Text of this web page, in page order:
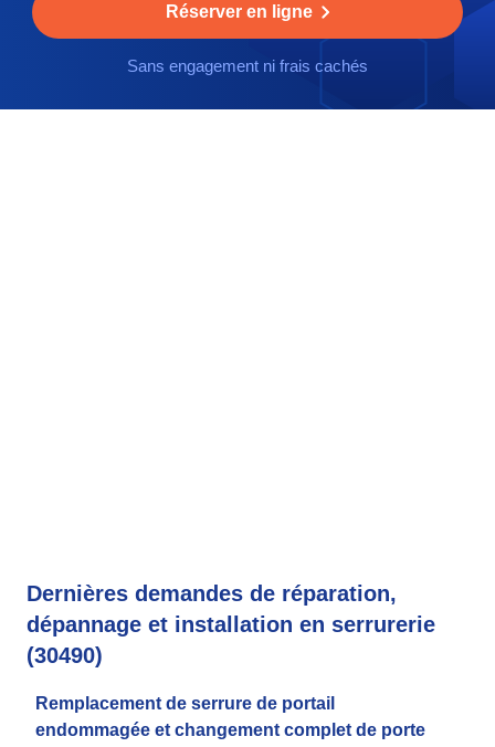
Réserver en ligne
Sans engagement ni frais cachés
Dernières demandes de réparation,
dépannage et installation en serrurerie
(30490)
Remplacement de serrure de portail
endommagée et changement complet de porte